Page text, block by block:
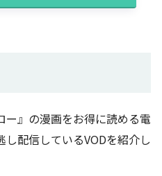
』の漫画をお得に読める電
配信しているVODを紹介し